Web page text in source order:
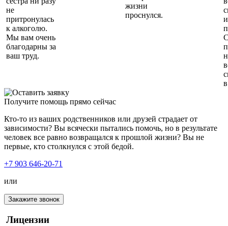
не
притронулась
к алкоголю.
Мы вам очень
благодарны за
ваш труд.
жизни
проснулся.
Получите помощь прямо сейчас
Кто-то из ваших родственников или друзей страдает от
зависимости? Вы всячески пытались помочь, но в результате
человек все равно возвращался к прошлой жизни? Вы не
первые, кто столкнулся с этой бедой.
+7 903 646-20-71
или
Закажите звонок
Лицензии